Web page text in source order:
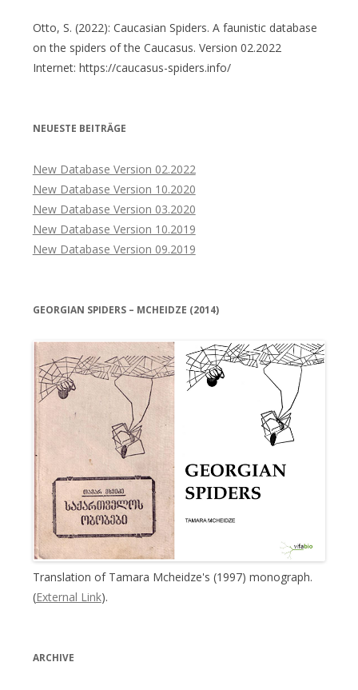
Otto, S. (2022): Caucasian Spiders. A faunistic database
on the spiders of the Caucasus. Version 02.2022
Internet: https://caucasus-spiders.info/
NEUESTE BEITRÄGE
New Database Version 02.2022
New Database Version 10.2020
New Database Version 03.2020
New Database Version 10.2019
New Database Version 09.2019
GEORGIAN SPIDERS – MCHEIDZE (2014)
Translation of Tamara Mcheidze's (1997) monograph.
(External Link).
ARCHIVE